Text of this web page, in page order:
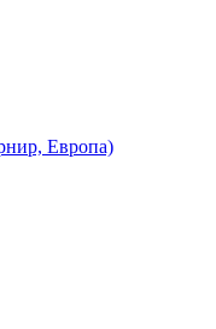
Европа)